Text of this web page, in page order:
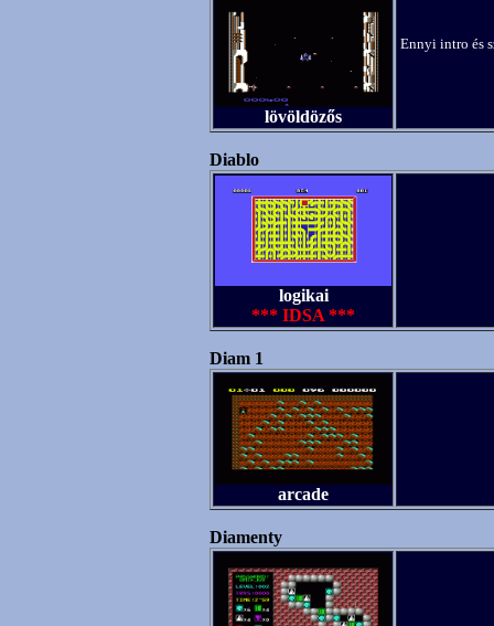
lövöldözős
Ennyi intro és
Diablo
logikai
*** IDSA ***
Diam 1
arcade
Diamenty